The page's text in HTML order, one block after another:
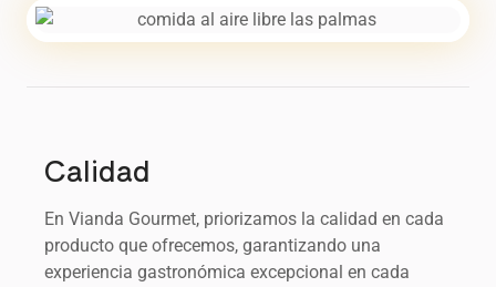
Calidad
En Vianda Gourmet, priorizamos la calidad en cada
producto que ofrecemos, garantizando una
experiencia gastronómica excepcional en cada